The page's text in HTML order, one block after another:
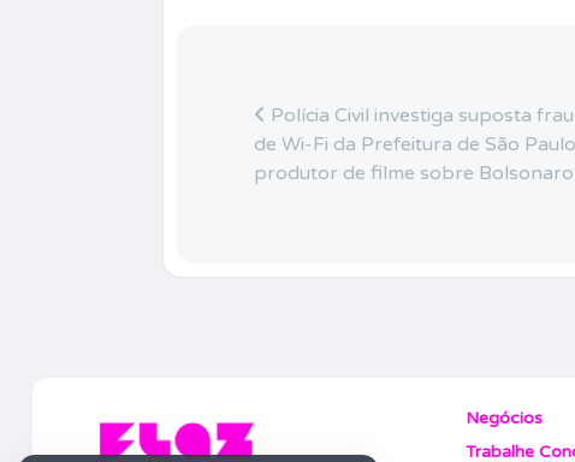
Polícia Civil investiga suposta
de Wi-Fi da Prefeitura de São
produtor de filme sobre Bolsonaro
Negócios
Trabalhe